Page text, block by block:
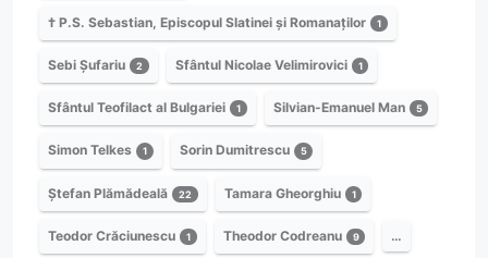
† P.S. Sebastian, Episcopul Slatinei și Romanaților 1
Sebi Șufariu 2 Sfântul Nicolae Velimirovici 1
Sfântul Teofilact al Bulgariei 1 Silvian-Emanuel Man 5
Simon Telkes 1 Sorin Dumitrescu 5
Ștefan Plămădeală 22 Tamara Gheorghiu 1
Teodor Crăciunescu 1 Theodor Codreanu 9 …